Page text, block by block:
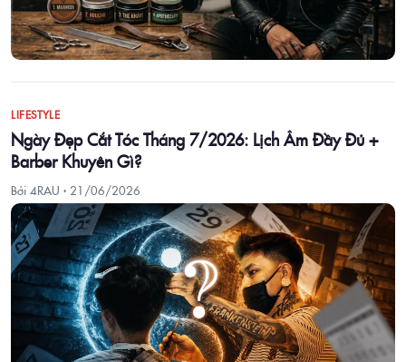
LIFESTYLE
Ngày Đẹp Cắt Tóc Tháng 7/2026: Lịch Âm Đầy Đủ +
Barber Khuyên Gì?
Bởi 4RAU · 21/06/2026